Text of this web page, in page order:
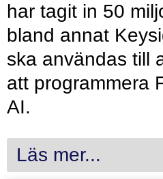
har tagit in 50
bland annat
ska användas till
att programmera
AI.
Läs mer...